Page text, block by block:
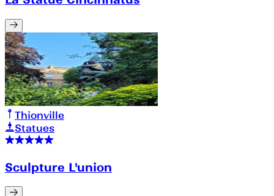
Thionville
Statues
Sculpture L'union